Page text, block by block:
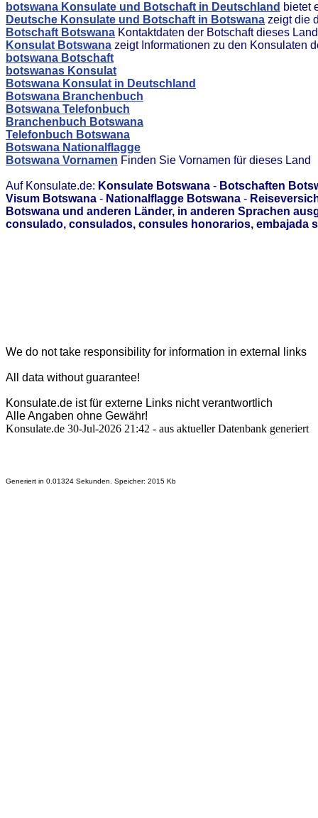
botswana Konsulate und Botschaft in Deutschland bietet
Deutsche Konsulate und Botschaft in Botswana zeigt die
Botschaft Botswana Kontaktdaten der Botschaft dieses
Konsulat Botswana zeigt Informationen zu den Konsulaten
botswana Botschaft
botswanas Konsulat
Botswana Konsulat in Deutschland
Botswana Branchenbuch
Botswana Telefonbuch
Branchenbuch Botswana
Telefonbuch Botswana
Botswana Nationalflagge
Botswana Vornamen Finden Sie Vornamen für dieses Land
Auf Konsulate.de: Konsulate Botswana - Botschaften
Visum Botswana - Nationalflagge Botswana -
Botswana und anderen Länder, in anderen Sprachen
consulado, consulados, consules honorarios, embajada
We do not take responsibility for information in external links
All data without guarantee!
Konsulate.de ist für externe Links nicht verantwortlich
Alle Angaben ohne Gewähr!
Konsulate.de 30-Jul-2026 21:42 - aus aktueller Datenbank generiert
Generiert in 0.01324 Sekunden. Speicher: 2015 Kb